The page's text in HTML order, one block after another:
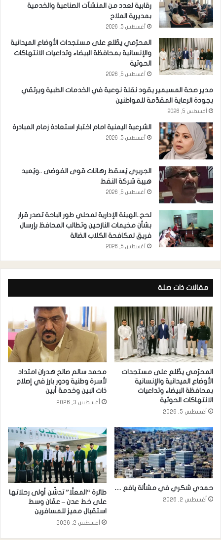
رقابية لعدد من المنشآت الصناعية والخدمية
بمديرية الملاح
أغسطس 5, 2026
المحرّمي يطّلع على مستجدات الأوضاع الميدانية
والإنسانية بمحافظة البيضاء وتداعيات الانتهاكات
الحوثية
أغسطس 5, 2026
مدير صحة المسيمير يقود نقلة نوعية في الخدمات الطبية ويرتقي
بجودة الرعاية المقدَّمة للمواطنين
أغسطس 5, 2026
الشرعية اليمنية امام اختبار استعادة زمام المبادرة
أغسطس 5, 2026
الجريري يُسقط رهانات قوى الفوضى ..ويُعيد
هيبة شركة النفط
أغسطس 5, 2026
لحج..الهيئة الإدارية لمحلي طور الباحة تصدر قرار
بشأن مخيمات النازحين وتطالب المحافظ بإرسال
فريق لمكافحة الكلاب الضالة
أغسطس 5, 2026
مقالات ذات صلة
المحرّمي يطّلع على مستجدات
الأوضاع الميدانية والإنسانية
بمحافظة البيضاء وتداعيات
الانتهاكات الحوثية
أغسطس 5, 2026
محمد سالم صالح هدران امتداد
لأسرة وطنية ودور بارز في إصلاح
ذات البين وخدمة أبين
أغسطس 3, 2026
حمدي شكري في مشألة يافع …
أغسطس 2, 2026
طائرة “المعلّا” تدشّن أولى رحلاتها
على خط عدن – عمّان وسط
استقبال مميز للمسافرين
أغسطس 2, 2026